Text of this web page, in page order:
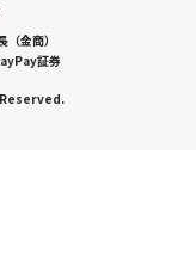
金商）
証券